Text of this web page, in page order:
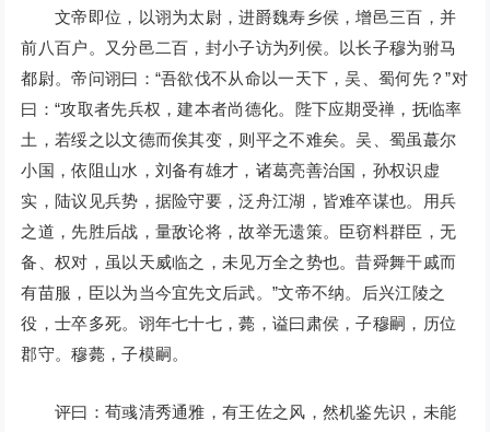
文帝即位，以诩为太尉，进爵魏寿乡侯，增邑三百，并
前八百户。又分邑二百，封小子访为列侯。以长子穆为驸马
都尉。帝问诩曰：“吾欲伐不从命以一天下，吴、蜀何先？”对
曰：“攻取者先兵权，建本者尚德化。陛下应期受禅，抚临率
土，若绥之以文德而俟其变，则平之不难矣。吴、蜀虽蕞尔
小国，依阻山水，刘备有雄才，诸葛亮善治国，孙权识虚
实，陆议见兵势，据险守要，泛舟江湖，皆难卒谋也。用兵
之道，先胜后战，量敌论将，故举无遗策。臣窃料群臣，无
备、权对，虽以天威临之，未见万全之势也。昔舜舞干戚而
有苗服，臣以为当今宜先文后武。”文帝不纳。后兴江陵之
役，士卒多死。诩年七十七，薨，谥曰肃侯，子穆嗣，历位
郡守。穆薨，子模嗣。
评曰：荀彧清秀通雅，有王佐之风，然机鉴先识，未能